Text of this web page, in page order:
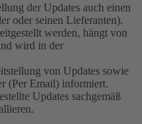
der Updates auch einen
oder seinen Lieferanten).
werden, hängt von
wird in der
von Updates sowie
(Per Email) informiert.
Updates sachgemäß